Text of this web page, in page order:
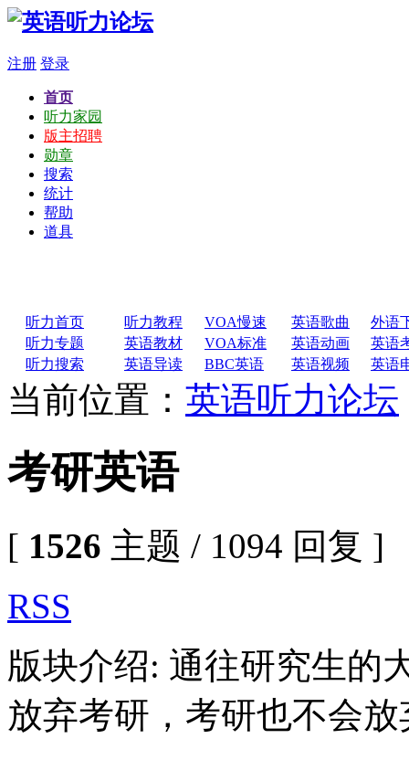
注册 登录
首页
听力家园
版主招聘
勋章
搜索
统计
帮助
道具
听力首页 听力教程 VOA慢速 英语歌曲
外语
听力专题
英语教材 VOA标准 英语动画
英语
听力搜索
英语导读 BBC英语 英语视频 英语
当前位置： 英语听力论坛
考研英语
[ 1526 主题 / 1094 回复 ]
RSS
版块介绍: 通往研究生的
放弃考研，考研也不会